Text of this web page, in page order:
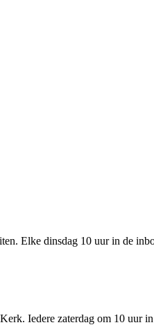
Elke dinsdag 10 uur in de
Iedere zaterdag om 10 uur